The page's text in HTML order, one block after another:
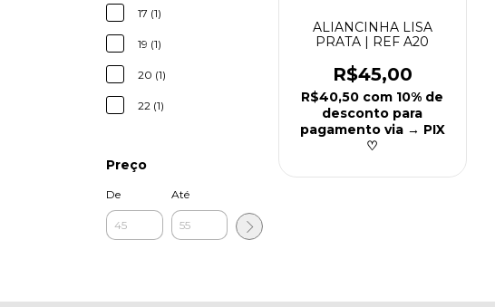
17 (1)
19 (1)
20 (1)
22 (1)
Preço
De Até
ALIANCINHA LISA
PRATA | REF A20
R$45,00
R$40,50 com 10% de
desconto para
pagamento via → PIX
♡